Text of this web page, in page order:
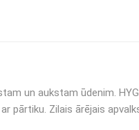
un aukstam ūdenim.
pārtiku. Zilais ārējais